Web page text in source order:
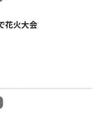
花火大会